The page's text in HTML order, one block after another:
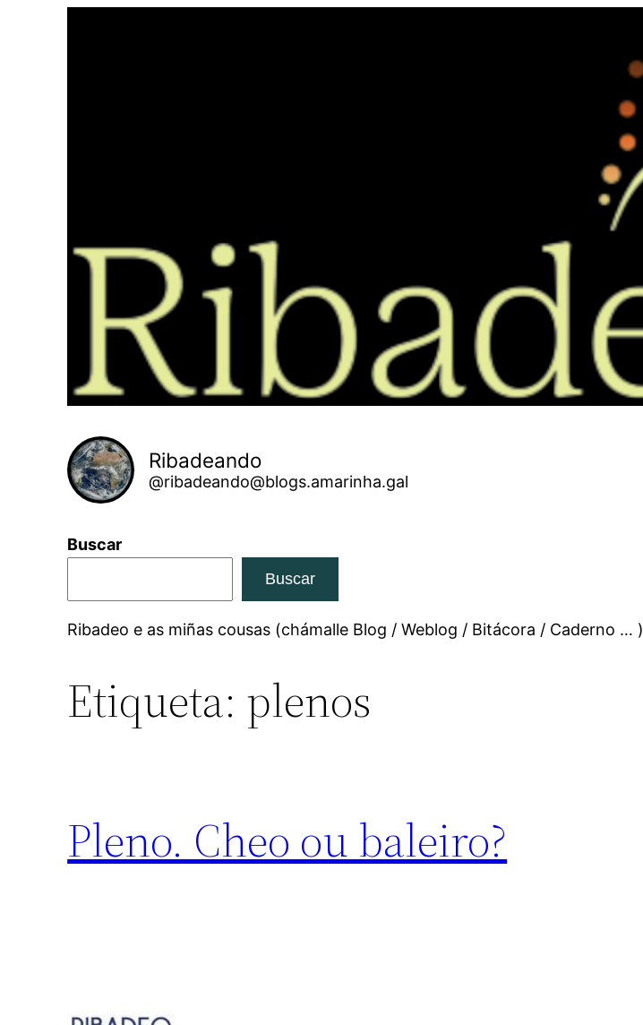
Ribadeando
@ribadeando@blogs.amarinha.gal
Buscar
Buscar
Ribadeo e as miñas cousas (chámalle Blog / Weblog / Bitácora / Caderno … )
Etiqueta: plenos
Pleno. Cheo ou baleiro?